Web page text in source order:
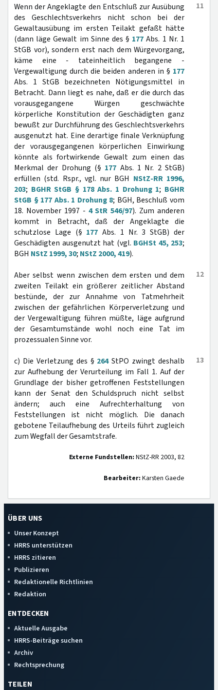
11
Wenn der Angeklagte den Entschluß zur Ausübung
des Geschlechtsverkehrs nicht schon bei der
Gewaltausübung im ersten Teilakt gefaßt hätte
(dann läge Gewalt im Sinne des § 177 Abs. 1 Nr. 1
StGB vor), sondern erst nach dem Würgevorgang,
käme eine - tateinheitlich begangene -
Vergewaltigung durch die beiden anderen in § 177
Abs. 1 StGB bezeichneten Nötigungsmittel in
Betracht. Dann liegt es nahe, daß er die durch das
vorausgegangene Würgen geschwächte
körperliche Konstitution der Geschädigten ganz
bewußt zur Durchführung des Geschlechtsverkehrs
ausgenutzt hat. Eine derartige finale Verknüpfung
der vorausgegangenen körperlichen Einwirkung
könnte als fortwirkende Gewalt zum einen das
Merkmal der Drohung (§ 177 Abs. 1 Nr. 2 StGB)
erfüllen (std. Rspr., vgl. nur BGH NStZ-RR 1996,
203; BGHR StGB § 178 Abs. 1 Drohung 1; BGHR
StGB § 177 Abs. 1 Drohung 8; BGH, Beschluß vom
18. November 1997 - 4 StR 546/97). Zum anderen
kommt in Betracht, daß der Angeklagte die
schutzlose Lage (§ 177 Abs. 1 Nr. 3 StGB) der
Geschädigten ausgenutzt hat (vgl. BGHSt 45, 253;
BGH NStZ 1999, 30; NStZ 2000, 419).
12
Aber selbst wenn zwischen dem ersten und dem
zweiten Teilakt ein größerer zeitlicher Abstand
bestünde, der zur Annahme von Tatmehrheit
zwischen der gefährlichen Körperverletzung und
der Vergewaltigung führen müßte, läge aufgrund
der Gesamtumstände wohl noch eine Tat im
prozessualen Sinne vor.
13
c) Die Verletzung des § 264StPO zwingt deshalb
zur Aufhebung der Verurteilung im Fall 1. Auf der
Grundlage der bisher getroffenen Feststellungen
kann der Senat den Schuldspruch nicht selbst
ändern; auch eine Aufrechterhaltung von
Feststellungen ist nicht möglich. Die danach
gebotene Teilaufhebung des Urteils führt zugleich
zum Wegfall der Gesamtstrafe.
Externe Fundstellen: NStZ-RR 2003, 82
Bearbeiter: Karsten Gaede
ÜBER UNS
Unser Konzept
HRRS unterstützen
HRRS zitieren
Publizieren
Redaktionelle Richtlinien
Redaktion
ENTDECKEN
Aktuelle Ausgabe
HRRS-Beiträge suchen
Archiv
Rechtsprechung
TEILEN